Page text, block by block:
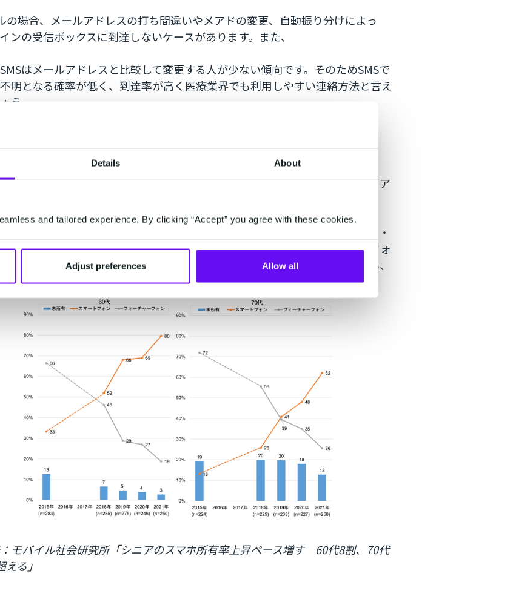
Details About
and tailored experience. By clicking “Accept” you agree with these cookies.
Adjust preferences Allow all
の場合、メールアドレスの打ち間違いやメアドの変更、自動振り分けによっ
ンの受信ボックスに到達しないケースがあります。また、
はメールアドレスと比較して変更する人が少ない傾向です。そのためSMSで
明となる確率が低く、到達率が高く医療業界でも利用しやすい連絡方法と言え
う。
話に送るため、高齢者でも読んでもらいやすい
マートフォンだけでなくフューチャーフォンにも標準搭載されているため、ア
コモ、モバイル社会研究所が公表した2021年1月にスマートフォン（スマホ）・
ャフォン（ケータイ）所有に関する動向調査によると、高齢者のスマートフォ
状況を年々増加しています。医療や介護を利用する頻度の高い高齢者の方でも、
ジでも読んでもらいやすいという特徴があります。
モバイル社会研究所「シニアのスマホ所有率上昇ペース増す 60代8割、70代
える」